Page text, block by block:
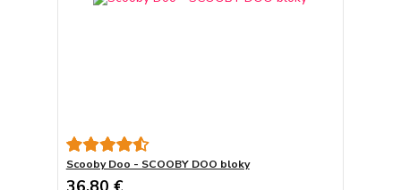
Scooby Doo - SCOOBY DOO bloky